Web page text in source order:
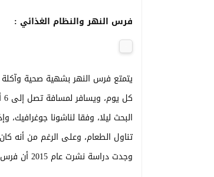
فرس النهر والنظام الغذائي :
البحث ليلا، وفقا لناشونا
تناول الطعام، وعلى الرغم من أنه
وجدت دراسة نشرت عام 2015 أن فرس النهر يتغذى أحيانا على جثث الحيوانات بما في ذلك أفراس النهر الأخرى.